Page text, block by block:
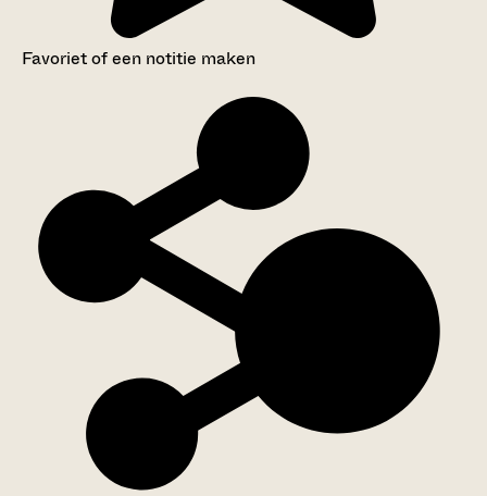
Favoriet of een notitie maken